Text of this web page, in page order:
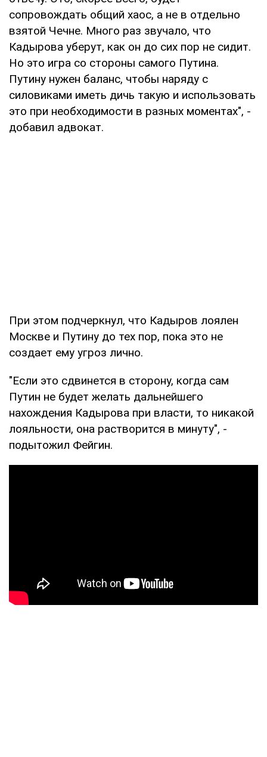
сопровождать общий хаос, а не в отдельно
взятой Чечне. Много раз звучало, что
Кадырова уберут, как он до сих пор не сидит.
Но это игра со стороны самого Путина.
Путину нужен баланс, чтобы наряду с
силовиками иметь дичь такую и использовать
это при необходимости в разных моментах", -
добавил адвокат.
При этом подчеркнул, что Кадыров лоялен
Москве и Путину до тех пор, пока это не
создает ему угроз лично.
"Если это сдвинется в сторону, когда сам
Путин не будет желать дальнейшего
нахождения Кадырова при власти, то никакой
лояльности, она растворится в минуту", -
подытожил Фейгин.